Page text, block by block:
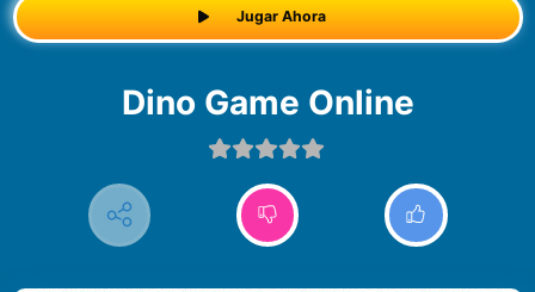
Jugar Ahora
Dino Game Online